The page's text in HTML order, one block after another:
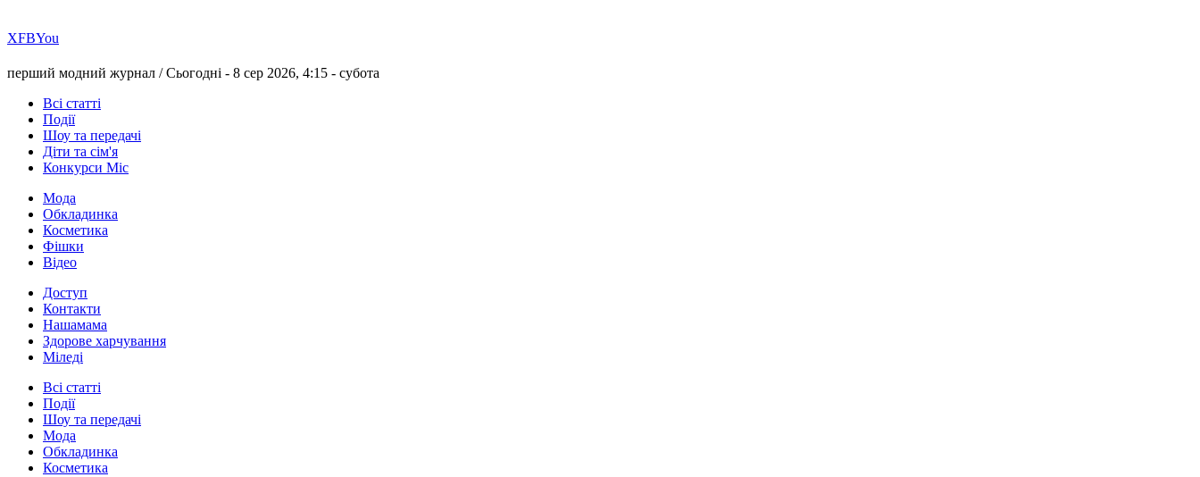
ХFBYou
перший модний журнал /Сьогодні - 8 сер 2026, 4:15 - субота
Всі статті
Події
Шоу та передачі
Діти та сім'я
Конкурси Міс
Мода
Обкладинка
Косметика
Фішки
Відео
Доступ
Контакти
Нашамама
Здорове харчування
Міледі
Всі статті
Події
Шоу та передачі
Мода
Обкладинка
Косметика